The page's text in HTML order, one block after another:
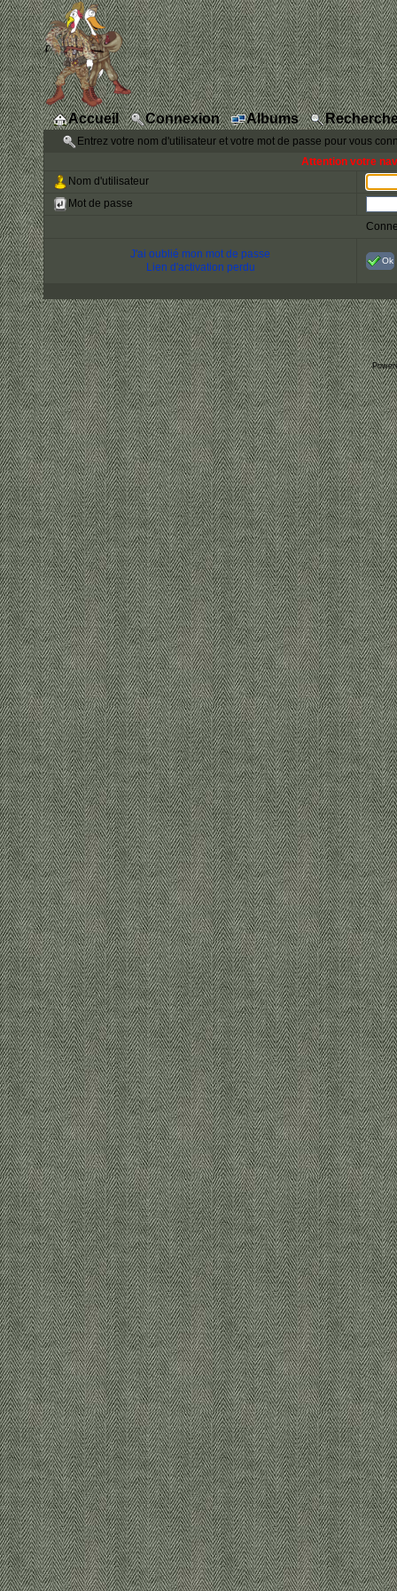
Accueil Connexion Albums
Entrez votre nom d'utilisateur et votre mot de passe pour vous
Attention votre
Nom d'utilisateur
Mot de passe
J'ai oublié mon mot de passe
Lien d'activation perdu
Ok